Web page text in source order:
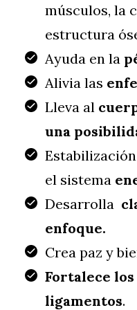
músculos, la
estructura
Ayuda en la
Alivia las
Lleva al
una
el sistema
Desarrolla
enfoque.
Crea paz y
Fortalece
ligamentos.